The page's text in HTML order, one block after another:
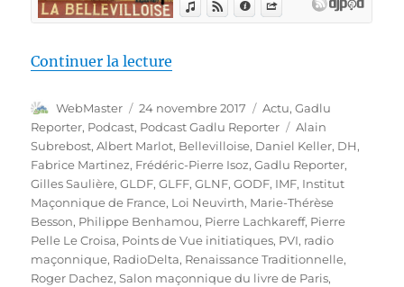
Continuer la lecture
Auteur
WebMaster
Publié
le
24 novembre 2017 Catégories
Actu,Gadlu
Reporter, Podcast, Podcast Gadlu Reporter Étiquettes
Alain
Subrebost,Albert Marlot, Bellevilloise, Daniel Keller, DH,
Fabrice Martinez, Frédéric-Pierre Isoz,Gadlu Reporter,
Gilles Saulière,GLDF,GLFF,GLNF,GODF, IMF, Institut
Maçonnique de France, Loi Neuvirth, Marie-Thérèse
Besson, Philippe Benhamou, Pierre Lachkareff, Pierre
Pelle Le Croisa, Points de Vue initiatiques, PVI, radio
maçonnique, RadioDelta, Renaissance Traditionnelle,
Roger Dachez,Salon maçonnique du livre de Paris,